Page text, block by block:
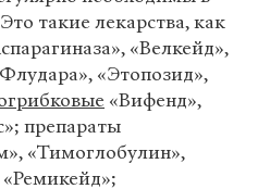
такие лекарства, как
«Велкейд»,
«Этопозид»,
«Вифенд»,
препараты
«Тимоглобулин»,